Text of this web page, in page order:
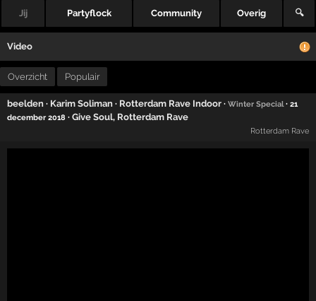
Jij Partyflock Community Overig 🔍
Video
Overzicht Populair
beelden · Karim Soliman · Rotterdam Rave Indoor ·Winter Special·21
december 2018 ·Give Soul, Rotterdam Rave
Rotterdam Rave